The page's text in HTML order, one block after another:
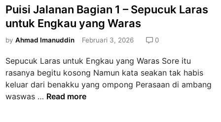
i
a
n
1
M
e
n
o
t
e
i
n
Puisi Jalanan Bagian 1 – Sepucuk Laras
untuk Engkau yang Waras
byAhmad Imanuddin Februari 3, 2026 0
Sepucuk Laras untuk Engkau yang Waras Sore itu
rasanya begitu kosong Namun kata seakan tak habis
keluar dari benakku yang ompong Perasaan di ambang
waswas … P
Read more